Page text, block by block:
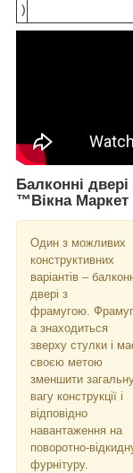
)
Балконні
™Вікна Маркет
Один з можливих
конструктивних
варіантів –
двері з
фрамугою. Фрамуг
а знаходиться
зверху стулки і
своєю метою
зменшити
вагу конструкції і
відповідно
навантаження на
поворотно-
фурнітуру.